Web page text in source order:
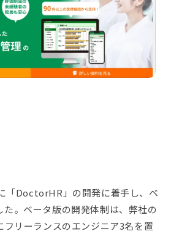
DoctorHR」の開発に着手し、ベ
。ベータ版の開発体制は、弊社の
フリーランスのエンジニア3名を置